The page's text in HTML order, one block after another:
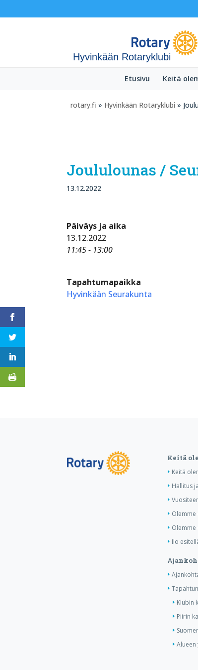
Hyvinkään Rotaryklubi
Etusivu Keitä
rotary.fi » Hyvinkään Rotaryklubi »
Joululounas /
13.12.2022
Päiväys ja aika
13.12.2022
11:45 - 13:00
Tapahtumapaikka
Hyvinkään Seurakunta
Keitä
Keitä
Hallitus
Olemme
Olemme
Ilo
Klubin
Piirin
Alueen